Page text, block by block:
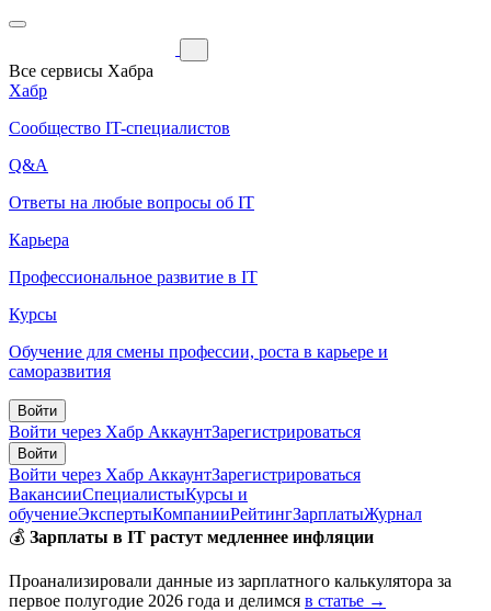
Все сервисы Хабра
Хабр
Сообщество IT-специалистов
Q&A
Ответы на любые вопросы об IT
Карьера
Профессиональное развитие в IT
Курсы
Обучение для смены профессии, роста в карьере и
саморазвития
Войти
Войти через Хабр АккаунтЗарегистрироваться
Войти
Войти через Хабр АккаунтЗарегистрироваться
ВакансииСпециалистыКурсы и
обучениеЭкспертыКомпанииРейтингЗарплатыЖурнал
💰 Зарплаты в IT растут медленнее инфляции
Проанализировали данные из зарплатного калькулятора за
первое полугодие 2026 года и делимся в статье →